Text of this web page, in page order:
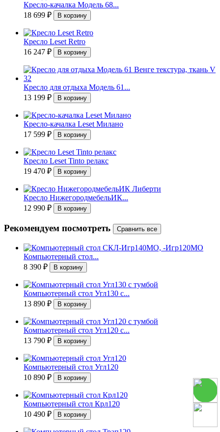
Кресло-качалка Модель 68...
18 699 ₽
Кресло Leset Retro
16 247 ₽
Кресло для отдыха Модель 61...
13 199 ₽
Кресло-качалка Leset Милано
17 599 ₽
Кресло Leset Tinto релакс
19 470 ₽
Кресло НижегородмебельИК...
12 990 ₽
Рекомендуем посмотреть
Компьютерный стол...
8 390 ₽
Компьютерный стол Угл130 с...
13 890 ₽
Компьютерный стол Угл120 с...
13 790 ₽
Компьютерный стол Угл120
10 890 ₽
Компьютерный стол Крл120
10 490 ₽